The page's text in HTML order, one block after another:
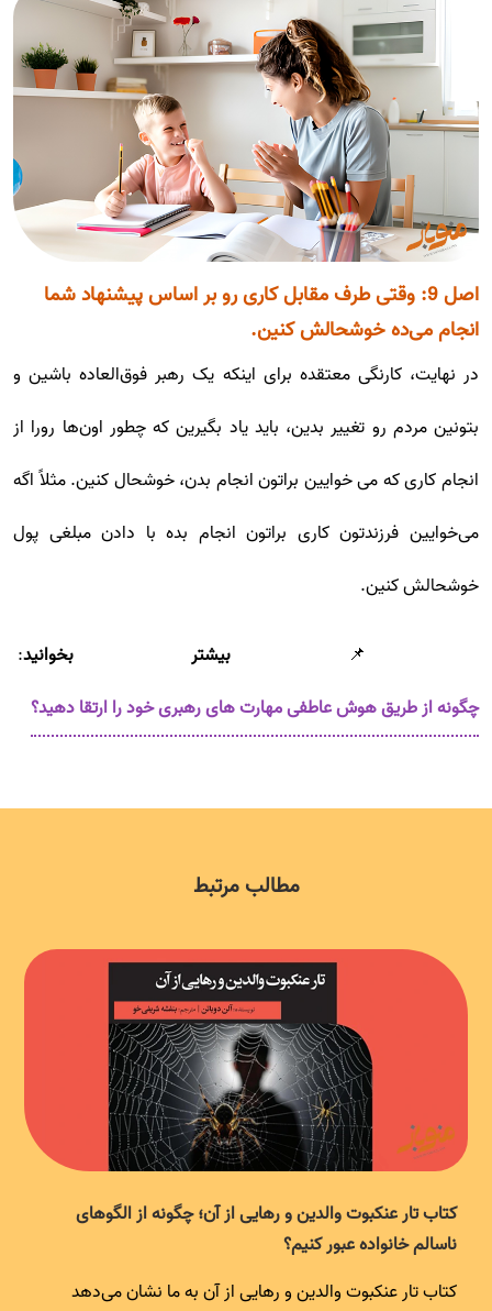
اصل 9: وقتی طرف مقابل کاری رو بر اساس پیشنهاد شما
انجام می‌ده خوشحالش کنین.
در نهایت، کارنگی معتقده برای اینکه یک رهبر فوق‌العاده باشین و
بتونین مردم رو تغییر بدین، باید یاد بگیرین که چطور اون‌ها رورا از
انجام کاری که می خوایین براتون انجام بدن، خوشحال کنین. مثلاً اگه
می‌خوایین فرزندتون کاری براتون انجام بده با دادن مبلغی پول
خوشحالش کنین.
📌 بیشتر بخوانید:
چگونه از طریق هوش عاطفی مهارت های رهبری خود را ارتقا دهید؟
مطالب مرتبط
کتاب تار عنکبوت والدین و رهایی از آن؛ چگونه از الگوهای
ناسالم خانواده عبور کنیم؟
کتاب تار عنکبوت والدین و رهایی از آن به ما نشان می‌دهد